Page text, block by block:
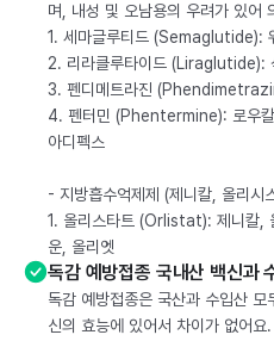
며, 내성 및 오남용의 우려가 있어
1. 세마글루티드 (Semaglutide):
2. 리라클루타이드 (Liraglutide):
3. 펜디메트라진
4. 펜터민 (Phentermine): 로우칼
아디펙스
- 지방흡수억제제 (제니칼, 올리시
1. 올리스타트 (Orlistat): 제니칼,
운, 올리엣
독감 예방접종 국내산 백신과
독감 예방접종은 국산과 수입산
신의 효능에 있어서 차이가 없어요